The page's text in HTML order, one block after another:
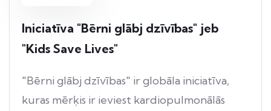
Iniciatīva "Bērni glābj dzīvības" jeb
"Kids Save Lives"
"Bērni glābj dzīvības" ir globāla iniciatīva,
kuras mērķis ir ieviest kardiopulmonālās